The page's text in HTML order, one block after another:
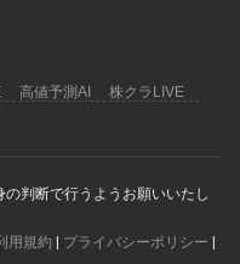
高値予測AI 株クラLIVE
判断で行うようお願いいたし
用規約 プライバシーポリシー